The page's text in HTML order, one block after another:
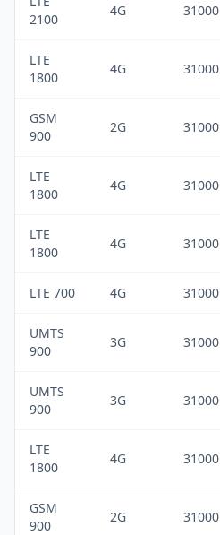
2100
4G 31000
LTE
1800
4G 31000
GSM
900
2G 31000
LTE
1800
4G 31000
LTE
1800
4G 31000
LTE 700 4G 31000
UMTS
900
3G 31000
UMTS
900
3G 31000
LTE
1800
4G 31000
GSM
900
2G 31000